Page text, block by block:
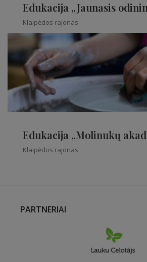
Edukacija „Jaunasis
Klaipėdos rajonas
Edukacija „Molinukų
Klaipėdos rajonas
PARTNERIAI